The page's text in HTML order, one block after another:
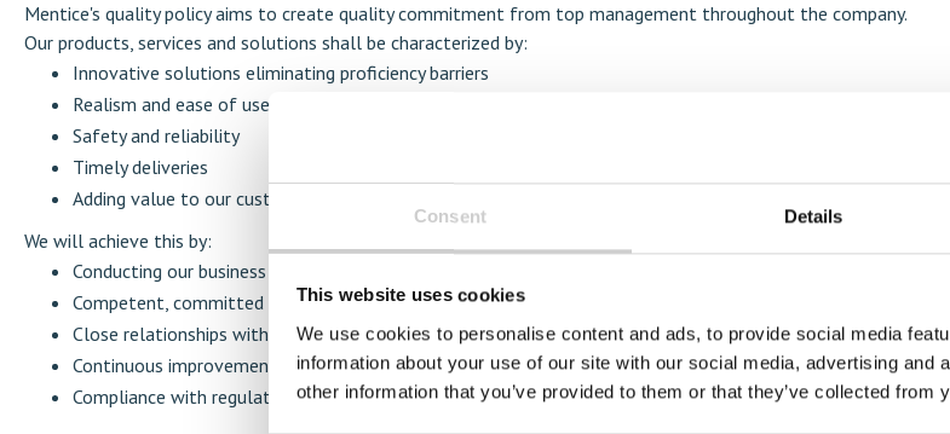
Consent Details
This website uses cookies
We use cookies to personalise content and ads, to provide social media
information about your use of our site with our social media, advertising and
other information that you’ve provided to them or that they’ve collected from
Mentice's quality policy aims to create quality commitment from top management throughout the company.
Our products, services and solutions shall be characterized by:
Innovative solutions eliminating proficiency barriers
Realism and ease of use
Safety and reliability
Timely deliveries
Adding value to our customers
We will achieve this by:
Conducting our business with clear goals
Competent, committed and trustworthy employees
Close relationships with our customers and partners
Continuous improvement of our work processes and tools
Compliance with regulations and standards